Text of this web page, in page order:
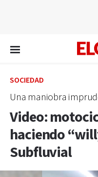
SOCIEDAD
Una maniobra
Video:
haciendo
Subfluvial